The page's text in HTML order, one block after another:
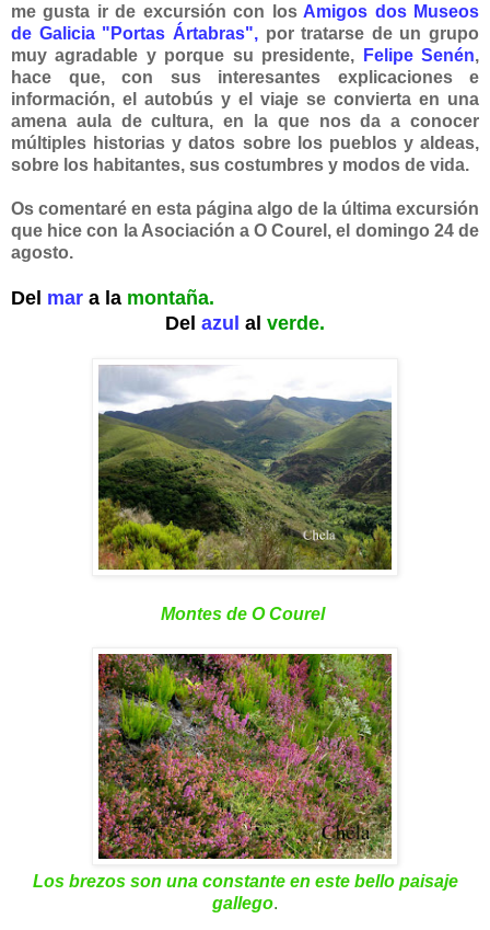
me gusta ir de excursión con los Amigos dos Museos
de Galicia "Portas Ártabras",por tratarse de un grupo
muy agradable y porque su presidente,
Felipe Senén,
hace que, con sus interesantes explicaciones e
información, el autobús y el viaje se convierta en una
amena aula de cultura, en la que nos da a conocer
múltiples historias y datos sobre los pueblos y aldeas,
sobre los habitantes, sus costumbres y modos de vida.
Os comentaré en esta página algo de la última excursión
que hice con la Asociación a O Courel, el domingo 24 de
agosto.
Del mar a la montaña.
Del azul al verde.
Montes de O Courel
Los brezos son una constante en este bello paisaje
gallego.